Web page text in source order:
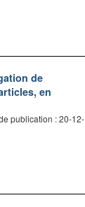
de
en
publication : 20-12-